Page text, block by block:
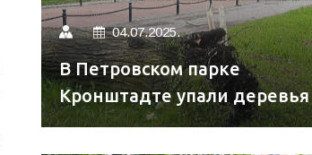
04.07.2025.
В Петровском парке
Кронштадте упали деревья